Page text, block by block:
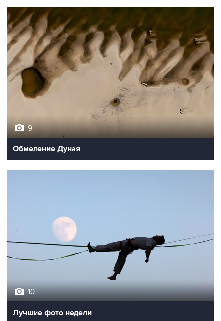
9
Обмеление Дуная
10
Лучшие фото недели